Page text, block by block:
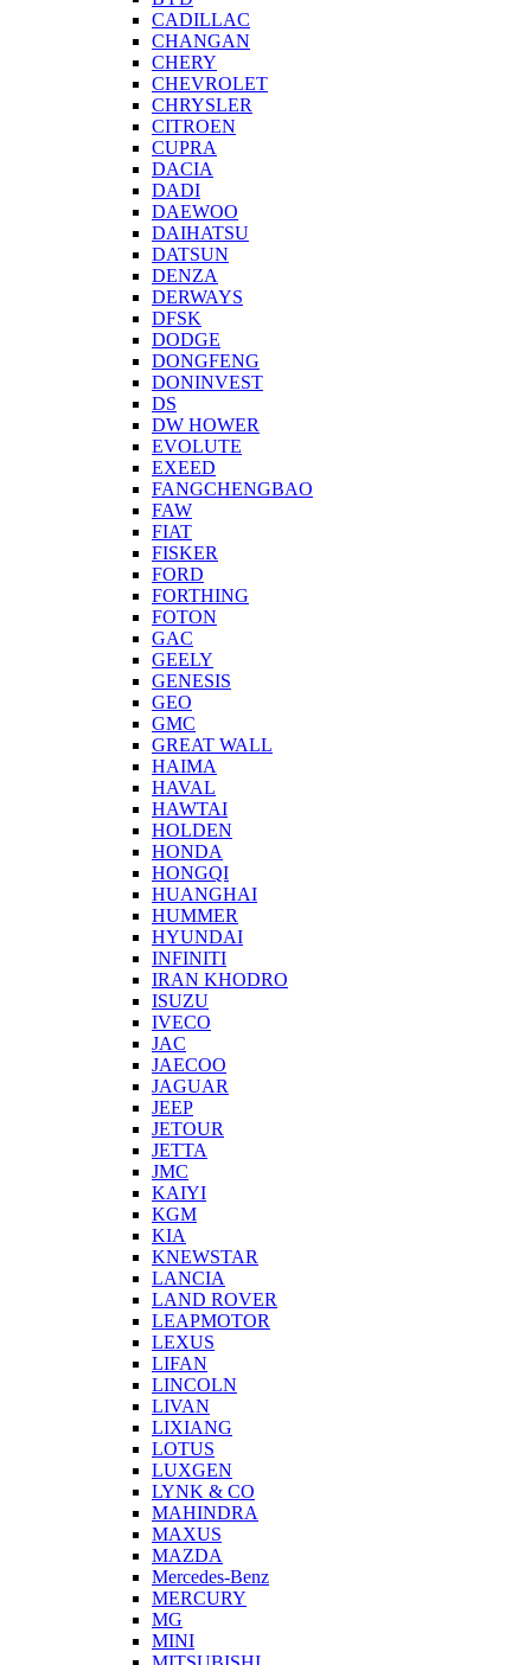
CADILLAC
CHANGAN
CHERY
CHEVROLET
CHRYSLER
CITROEN
CUPRA
DACIA
DADI
DAEWOO
DAIHATSU
DATSUN
DENZA
DERWAYS
DFSK
DODGE
DONGFENG
DONINVEST
DS
DW HOWER
EVOLUTE
EXEED
FANGCHENGBAO
FAW
FIAT
FISKER
FORD
FORTHING
FOTON
GAC
GEELY
GENESIS
GEO
GMC
GREAT WALL
HAIMA
HAVAL
HAWTAI
HOLDEN
HONDA
HONGQI
HUANGHAI
HUMMER
HYUNDAI
INFINITI
IRAN KHODRO
ISUZU
IVECO
JAC
JAECOO
JAGUAR
JEEP
JETOUR
JETTA
JMC
KAIYI
KGM
KIA
KNEWSTAR
LANCIA
LAND ROVER
LEAPMOTOR
LEXUS
LIFAN
LINCOLN
LIVAN
LIXIANG
LOTUS
LUXGEN
LYNK & CO
MAHINDRA
MAXUS
MAZDA
Mercedes-Benz
MERCURY
MG
MINI